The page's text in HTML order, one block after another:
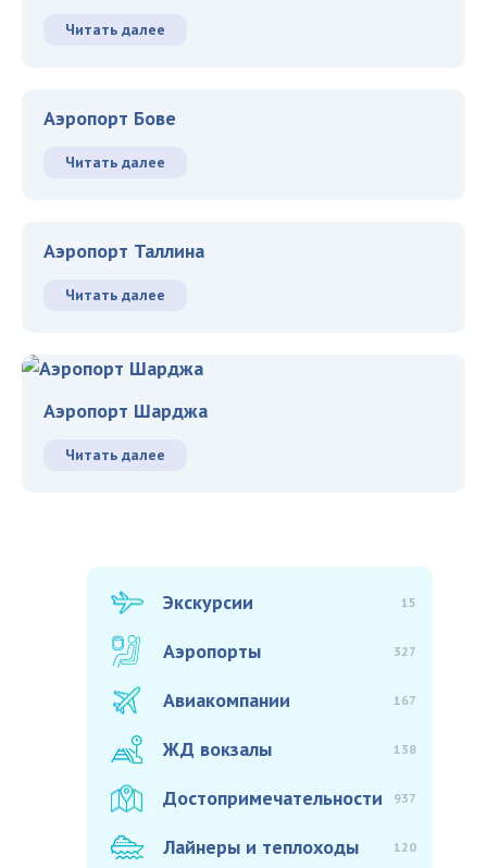
Читать далее
Аэропорт Бове
Читать далее
Аэропорт Таллина
Читать далее
Аэропорт Шарджа
Читать далее
Экскурсии 15
Аэропорты 327
Авиакомпании 167
ЖД вокзалы 138
Достопримечательности 937
Лайнеры и теплоходы 120